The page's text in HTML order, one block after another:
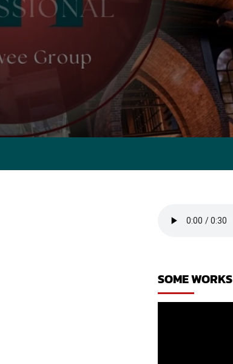
SOME WORKS